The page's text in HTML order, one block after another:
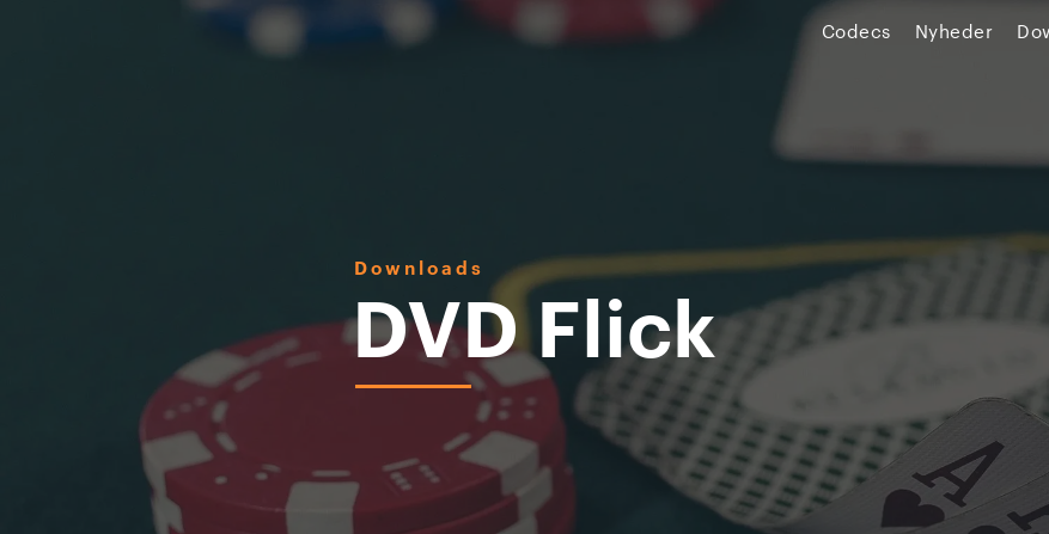
Codecs Nyheder
Downloads
DVD Flick